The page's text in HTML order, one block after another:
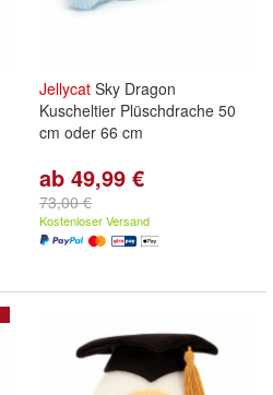
Jellycat Sky Dragon
Kuscheltier Plüschdrache 50
cm oder 66 cm
ab 49,99 €
73,00 €
Kostenloser Versand